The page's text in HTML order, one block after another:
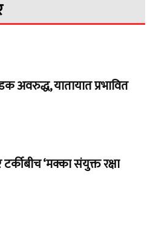
अवरुद्ध, यातायात प्रभावित
‘मक्का संयुक्त रक्षा